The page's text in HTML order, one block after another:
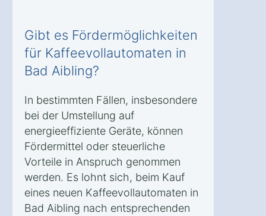
Gibt es Fördermöglichkeiten
für Kaffeevollautomaten in
Bad Aibling?
In bestimmten Fällen, insbesondere
bei der Umstellung auf
energieeffiziente Geräte, können
Fördermittel oder steuerliche
Vorteile in Anspruch genommen
werden. Es lohnt sich, beim Kauf
eines neuen Kaffeevollautomaten in
Bad Aibling nach entsprechenden